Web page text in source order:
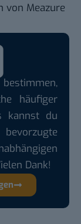
von Meazure
häufiger
kannst du
Dank!